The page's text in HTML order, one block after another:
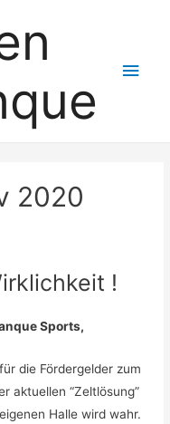
2020
!
Sports,
die Fördergelder zum
aktuellen “Zeltlösung”
Halle wird wahr.